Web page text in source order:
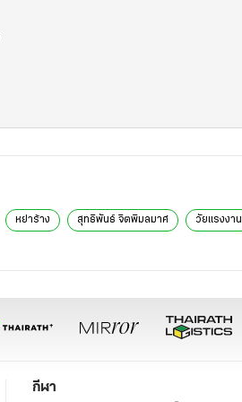
หย่าร้าง สุทธิพันธ์ จิตพิมลมาศ วัยแรงงาน
กีฬา